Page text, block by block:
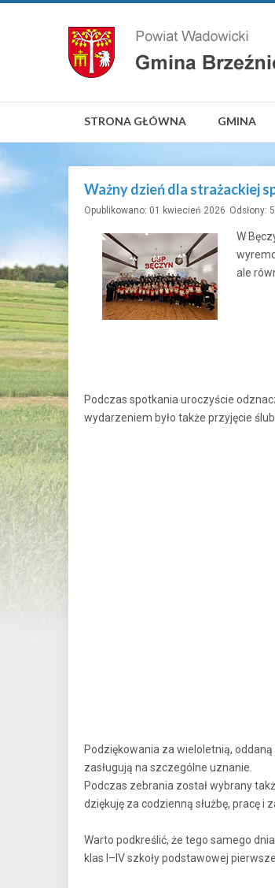
STRONA GŁÓWNA GMINA
Ważny dzień dla strażackiej
Opublikowano: 01 kwiecień 2026 Odsłony:
W
ale
Podczas spotkania uroczyście
wydarzeniem było także przyjęcie
Podziękowania za wieloletnią,
zasługują na szczególne uznanie.
Podczas zebrania został wybrany
dziękuję za codzienną służbę, pracę i
Warto podkreślić, że tego samego
klas I–IV szkoły podstawowej